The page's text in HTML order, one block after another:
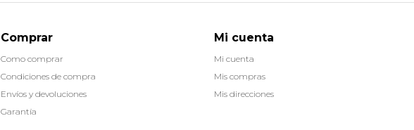
Comprar
Como comprar
Condiciones de compra
Envíos y devoluciones
Garantía
Mi cuenta
Mi cuenta
Mis compras
Mis direcciones